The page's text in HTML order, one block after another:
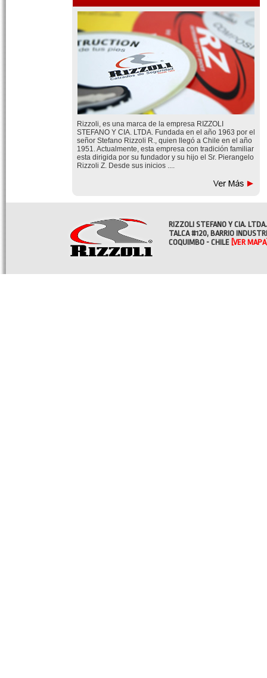
Rizzoli, es una marca de la empresa RIZZOLI
STEFANO Y CIA. LTDA. Fundada en el año 1963 por el
señor Stefano Rizzoli R., quien llegó a Chile en el año
1951. Actualmente, esta empresa con tradición familiar
esta dirigida por su fundador y su hijo el Sr. Pierangelo
Rizzoli Z. Desde sus inicios ....
RIZZOLI STEFANO Y CIA. LTDA.
TALCA #120, BARRIO
COQUIMBO - CHILE [VER